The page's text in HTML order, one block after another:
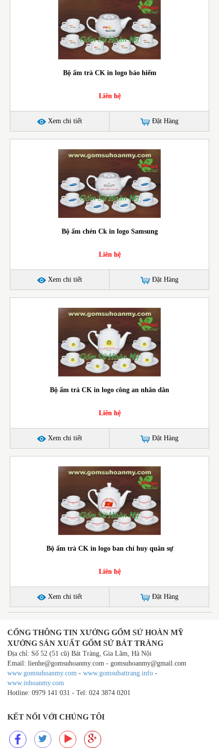
Bộ ấm trà CK in logo bảo hiểm
Liên hệ
Xem chi tiết Đặt Hàng
Bộ ấm chén Ck in logo Samsung
Liên hệ
Xem chi tiết Đặt Hàng
Bộ ấm trà CK in logo công an nhân dân
Liên hệ
Xem chi tiết Đặt Hàng
Bộ ấm trà CK in logo ban chỉ huy quân sự
Liên hệ
Xem chi tiết Đặt Hàng
CỔNG THÔNG TIN XƯỞNG GỐM SỨ HOÀN MỸ
XƯỞNG SẢN XUẤT GỐM SỨ BÁT TRÀNG
Địa chỉ: Số 52 (51 cũ) Bát Tràng, Gia Lâm, Hà Nội
Email: lienhe@gomsuhoanmy.com - gomsuhoanmy@gmail.com
www.gomsuhoanmy.com - www.gomsubattrang.info -
www.inhoanmy.com
Hotline: 0979 141 031 - Tel: 024 3874 0201
KẾT NỐI VỚI CHÚNG TÔI